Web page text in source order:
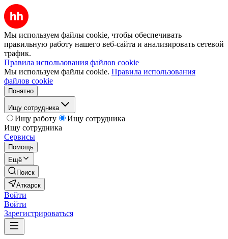
Мы используем файлы cookie, чтобы обеспечивать
правильную работу нашего веб-сайта и анализировать сетевой
трафик.
Правила использования файлов cookie
Мы используем файлы cookie. Правила использования
файлов cookie
Понятно
Ищу сотрудника
Ищу работу
Ищу сотрудника
Ищу сотрудника
Сервисы
Помощь
Ещё
Поиск
Аткарск
Войти
Войти
Зарегистрироваться